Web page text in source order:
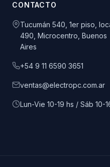
CONTACTO
Tucumán 540, 1er piso,
490, Microcentro, Buenos
Aires
+54 9 11 6590 3651
ventas@electropc.com.ar
Lun-Vie 10-19 hs / Sáb 10-